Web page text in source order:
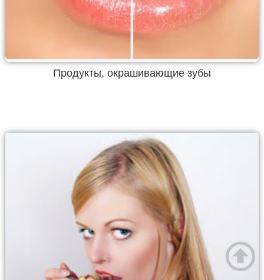
Продукты, окрашивающие зубы